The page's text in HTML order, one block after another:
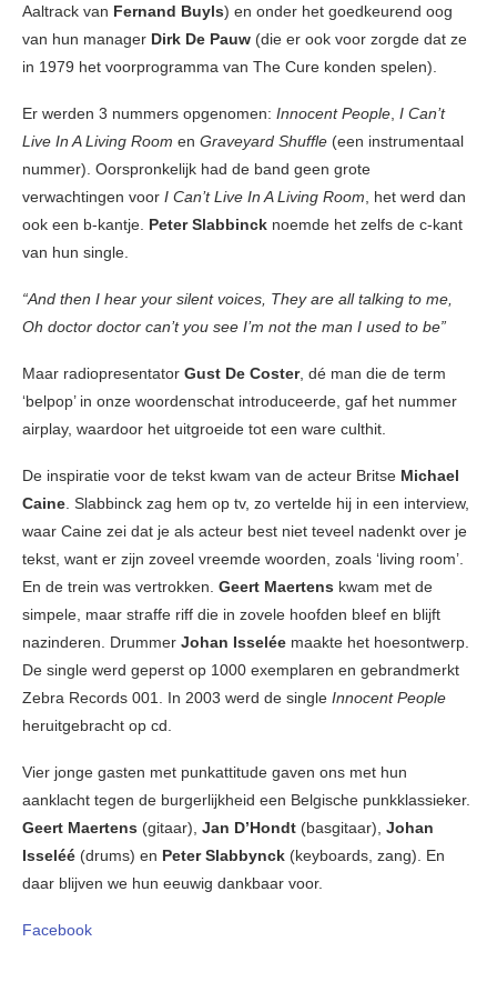
Aaltrack van Fernand Buyls) en onder het goedkeurend oog
van hun manager Dirk De Pauw (die er ook voor zorgde dat ze
in 1979 het voorprogramma van The Cure konden spelen).
Er werden 3 nummers opgenomen: Innocent People I Can’t
Live In A Living Room en Graveyard Shuffle (een instrumentaal
nummer). Oorspronkelijk had de band geen grote
verwachtingen voor I Can’t Live In A Living Room , het werd dan
ook een b-kantje. Peter Slabbinck noemde het zelfs de c-kant
van hun single.
“And then I hear your silent voices, They are all talking to me,
Oh doctor doctor can’t you see I’m not the man I used to be”
Maar radiopresentator Gust De Coster, dé man die de term
‘belpop’ in onze woordenschat introduceerde, gaf het nummer
airplay, waardoor het uitgroeide tot een ware culthit.
De inspiratie voor de tekst kwam van de acteur Britse Michael
Caine . Slabbinck zag hem op tv, zo vertelde hij in een interview,
waar Caine zei dat je als acteur best niet teveel nadenkt over je
tekst, want er zijn zoveel vreemde woorden, zoals ‘living room’.
En de trein was vertrokken. Geert Maertens kwam met de
simpele, maar straffe riff die in zovele hoofden bleef en blijft
nazinderen. Drummer Johan Isselée maakte het hoesontwerp.
De single werd geperst op 1000 exemplaren en gebrandmerkt
Zebra Records 001. In 2003 werd de single Innocent People
heruitgebracht op cd.
Vier jonge gasten met punkattitude gaven ons met hun
aanklacht tegen de burgerlijkheid een Belgische punkklassieker.
Geert Maertens (gitaar), Jan D’Hondt (basgitaar), Johan
Isseléé (drums) en Peter Slabbynck (keyboards, zang). En
daar blijven we hun eeuwig dankbaar voor.
Facebook